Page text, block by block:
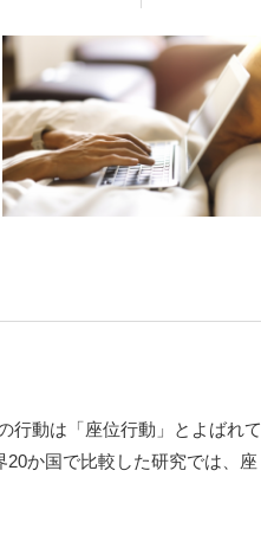
行動は「座位行動」とよばれて
か国で比較した研究では、座